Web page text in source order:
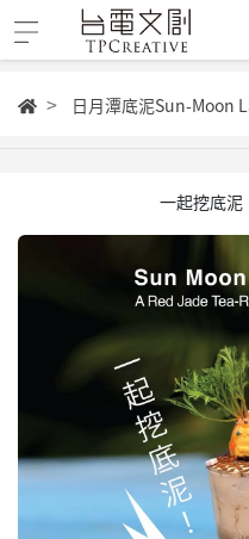
日月潭底泥Sun-Moon
一起挖底泥